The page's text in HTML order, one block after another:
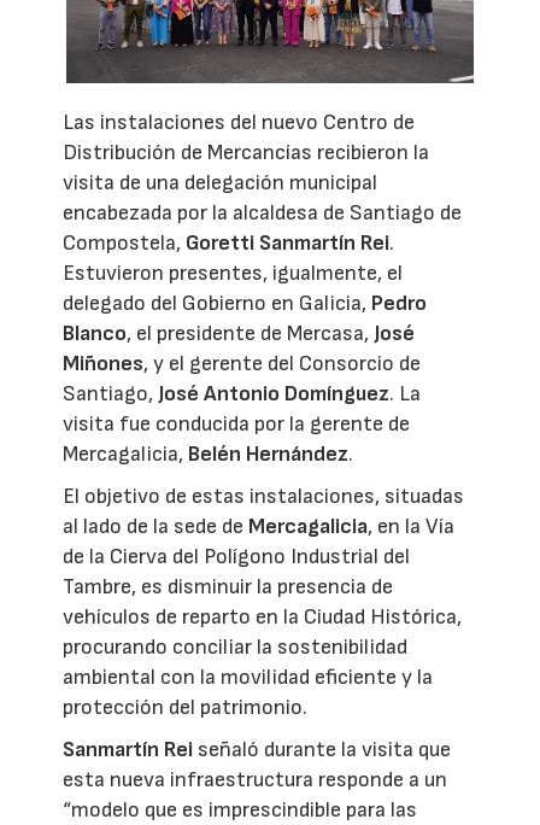
Las instalaciones del nuevo Centro de
Distribución de Mercancías recibieron la
visita de una delegación municipal
encabezada por la alcaldesa de Santiago de
Compostela, Goretti Sanmartín Rei.
Estuvieron presentes, igualmente, el
delegado del Gobierno en Galicia, Pedro
Blanco, el presidente de Mercasa, José
Miñones, y el gerente del Consorcio de
Santiago, José Antonio Domínguez. La
visita fue conducida por la gerente de
Mercagalicia, Belén Hernández.
El objetivo de estas instalaciones, situadas
al lado de la sede de Mercagalicia, en la Vía
de la Cierva del Polígono Industrial del
Tambre, es disminuir la presencia de
vehículos de reparto en la Ciudad Histórica,
procurando conciliar la sostenibilidad
ambiental con la movilidad eficiente y la
protección del patrimonio.
Sanmartín Rei señaló durante la visita que
esta nueva infraestructura responde a un
“modelo que es imprescindible para las